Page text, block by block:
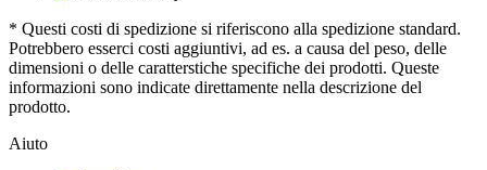
* Questi costi di spedizione si riferiscono alla spedizione standard.
Potrebbero esserci costi aggiuntivi, ad es. a causa del peso, delle
dimensioni o delle caratterstiche specifiche dei prodotti. Queste
informazioni sono indicate direttamente nella descrizione del
prodotto.
Aiuto